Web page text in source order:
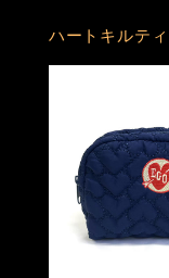
ハートキルテ